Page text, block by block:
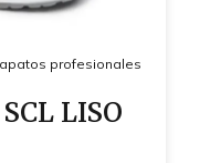
profesionales
LISO